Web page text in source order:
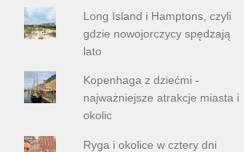
Long Island i Hamptons, czyli
gdzie nowojorczycy spędzają
lato
Kopenhaga z dziećmi -
najważniejsze atrakcje miasta i
okolic
Ryga i okolice w cztery dni